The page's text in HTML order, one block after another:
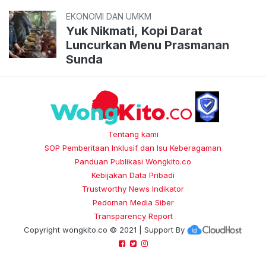
EKONOMI DAN UMKM
Yuk Nikmati, Kopi Darat
Luncurkan Menu Prasmanan
Sunda
Tentang kami
SOP Pemberitaan Inklusif dan Isu Keberagaman
Panduan Publikasi Wongkito.co
Kebijakan Data Pribadi
Trustworthy News Indikator
Pedoman Media Siber
Transparency Report
Copyright wongkito.co © 2021 | Support By